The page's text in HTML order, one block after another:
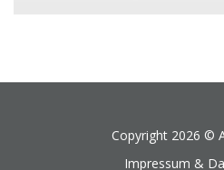
Copyright 2026 ©
Impressum &